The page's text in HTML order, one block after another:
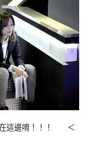
在這邊唷！！！ ＜